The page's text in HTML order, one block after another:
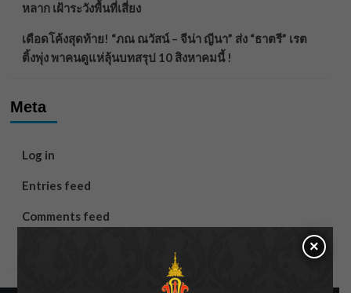
หลาก เฝ้าระวังพื้นที่เสี่ยง
เดือดโค้งสุดท้าย! “ภณ ณวัสน์ – จีน่า ญีนา” ส่ง “ธาตรี” เรต
ติ้งพุ่ง พาคนดูแห่ลุ้นบทสรุป 10 สิงหาคมนี้ !
Meta
Log in
Entries feed
Comments feed
×